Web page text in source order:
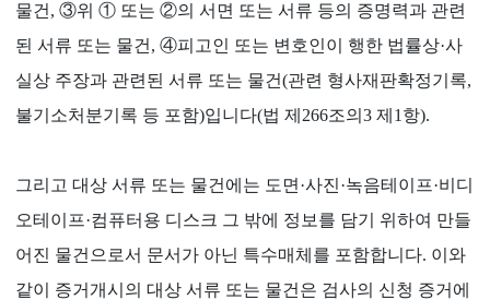
물건, ③위 ① 또는 ②의 서면 또는 서류 등의 증명력과 관련
된 서류 또는 물건, ④피고인 또는 변호인이 행한 법률상·사
실상 주장과 관련된 서류 또는 물건(관련 형사재판확정기록,
불기소처분기록 등 포함)입니다(법 제266조의3 제1항).
그리고 대상 서류 또는 물건에는 도면·사진·녹음테이프·비디
오테이프·컴퓨터용 디스크 그 밖에 정보를 담기 위하여 만들
어진 물건으로서 문서가 아닌 특수매체를 포함합니다. 이와
같이 증거개시의 대상 서류 또는 물건은 검사의 신청 증거에